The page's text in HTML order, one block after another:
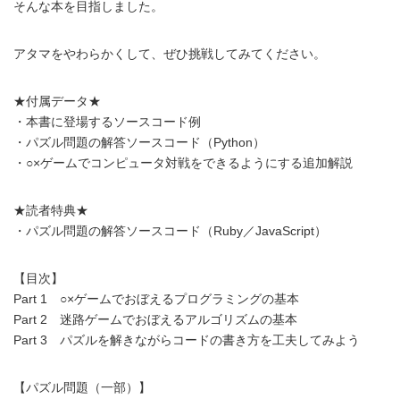
そんな本を目指しました。
アタマをやわらかくして、ぜひ挑戦してみてください。
★付属データ★
・本書に登場するソースコード例
・パズル問題の解答ソースコード（Python）
・○×ゲームでコンピュータ対戦をできるようにする追加解説
★読者特典★
・パズル問題の解答ソースコード（Ruby／JavaScript）
【目次】
Part 1 ○×ゲームでおぼえるプログラミングの基本
Part 2 迷路ゲームでおぼえるアルゴリズムの基本
Part 3 パズルを解きながらコードの書き方を工夫してみよう
【パズル問題（一部）】